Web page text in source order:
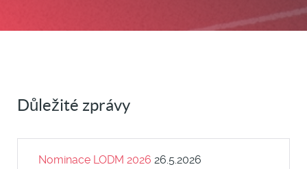
Důležité zprávy
Nominace LODM 2026 26.5.2026